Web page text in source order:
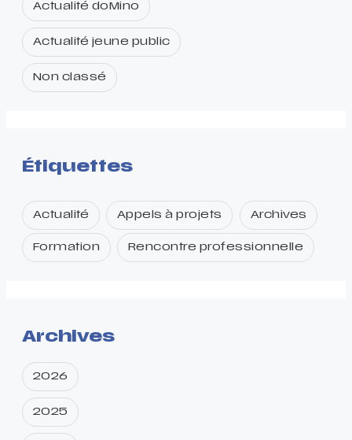
Actualité doMino
Actualité jeune public
Non classé
Étiquettes
Actualité Appels à projets Archives
Formation Rencontre professionnelle
Archives
2026
2025